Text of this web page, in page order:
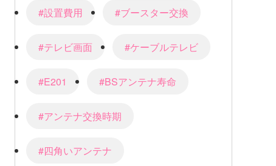
#設置費用 #ブースター交換
#テレビ画面 #ケーブルテレビ
#E201 #BSアンテナ寿命
#アンテナ交換時期
#四角いアンテナ